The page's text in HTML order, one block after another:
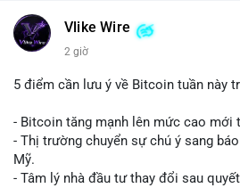
Vlike Wire
2 giờ
5 điểm cần lưu ý về Bitcoin tuần này
- Bitcoin tăng mạnh lên mức cao mới
- Thị trường chuyển sự chú ý sang
Mỹ.
- Tâm lý nhà đầu tư thay đổi sau